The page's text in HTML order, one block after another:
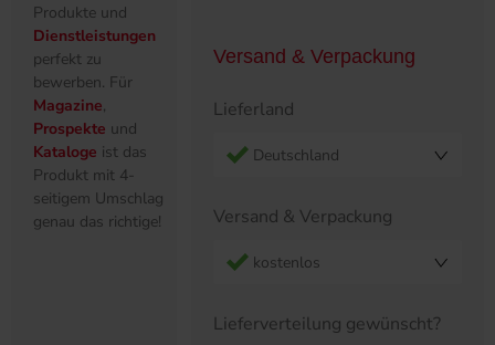
Produkte und
Dienstleistungen
perfekt zu
bewerben. Für
Magazine,
Prospekte und
Kataloge ist das
Produkt mit 4-
seitigem Umschlag
genau das richtige!
Versand & Verpackung
Lieferland
Deutschland
Versand & Verpackung
kostenlos
Lieferverteilung gewünscht?